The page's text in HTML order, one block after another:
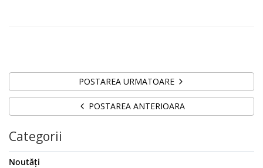
POSTAREA URMATOARE
POSTAREA ANTERIOARA
Categorii
Noutăți